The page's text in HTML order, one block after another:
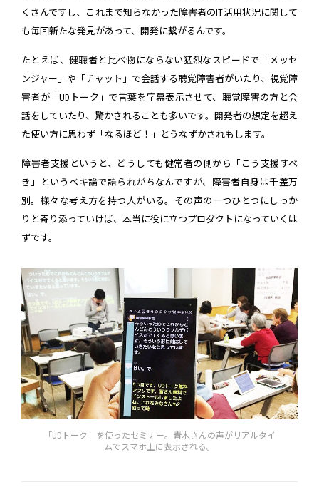
くさんですし、これまで知らなかった障害者のIT活用状況に関して
も毎回新たな発見があって、開発に繋がるんです。
たとえば、健聴者と比べ物にならない猛烈なスピードで「メッセ
ンジャー」や「チャット」で会話する聴覚障害者がいたり、視覚障
害者が「UDトーク」で言葉を字幕表示させて、聴覚障害の方と会
話をしていたり、驚かされることも多いです。開発者の想定を超え
た使い方に思わず「なるほど！」とうなずかされもします。
障害者支援というと、どうしても健常者の側から「こう支援すべ
き」というベキ論で語られがちなんですが、障害者自身は千差万
別。様々な考え方を持つ人がいる。その声の一つひとつにしっか
りと寄り添っていけば、本当に役に立つプロダクトになっていくは
ずです。
「UDトーク」を使ったセミナー。青木さんの声がリアルタイ
ムでスマホ上に表示される。